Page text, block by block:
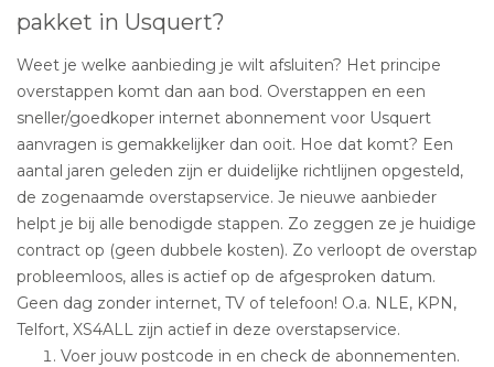
pakket in Usquert?
Weet je welke aanbieding je wilt afsluiten? Het principe
overstappen komt dan aan bod. Overstappen en een
sneller/goedkoper internet abonnement voor Usquert
aanvragen is gemakkelijker dan ooit. Hoe dat komt? Een
aantal jaren geleden zijn er duidelijke richtlijnen opgesteld,
de zogenaamde overstapservice. Je nieuwe aanbieder
helpt je bij alle benodigde stappen. Zo zeggen ze je huidige
contract op (geen dubbele kosten). Zo verloopt de overstap
probleemloos, alles is actief op de afgesproken datum.
Geen dag zonder internet, TV of telefoon! O.a. NLE, KPN,
Telfort, XS4ALL zijn actief in deze overstapservice.
Voer jouw postcode in en check de abonnementen.